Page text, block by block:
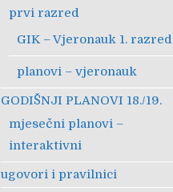
prvi razred
GIK – Vjeronauk 1. razred
planovi – vjeronauk
GODIŠNJI PLANOVI 18./19.
mjesečni planovi –
interaktivni
ugovori i pravilnici